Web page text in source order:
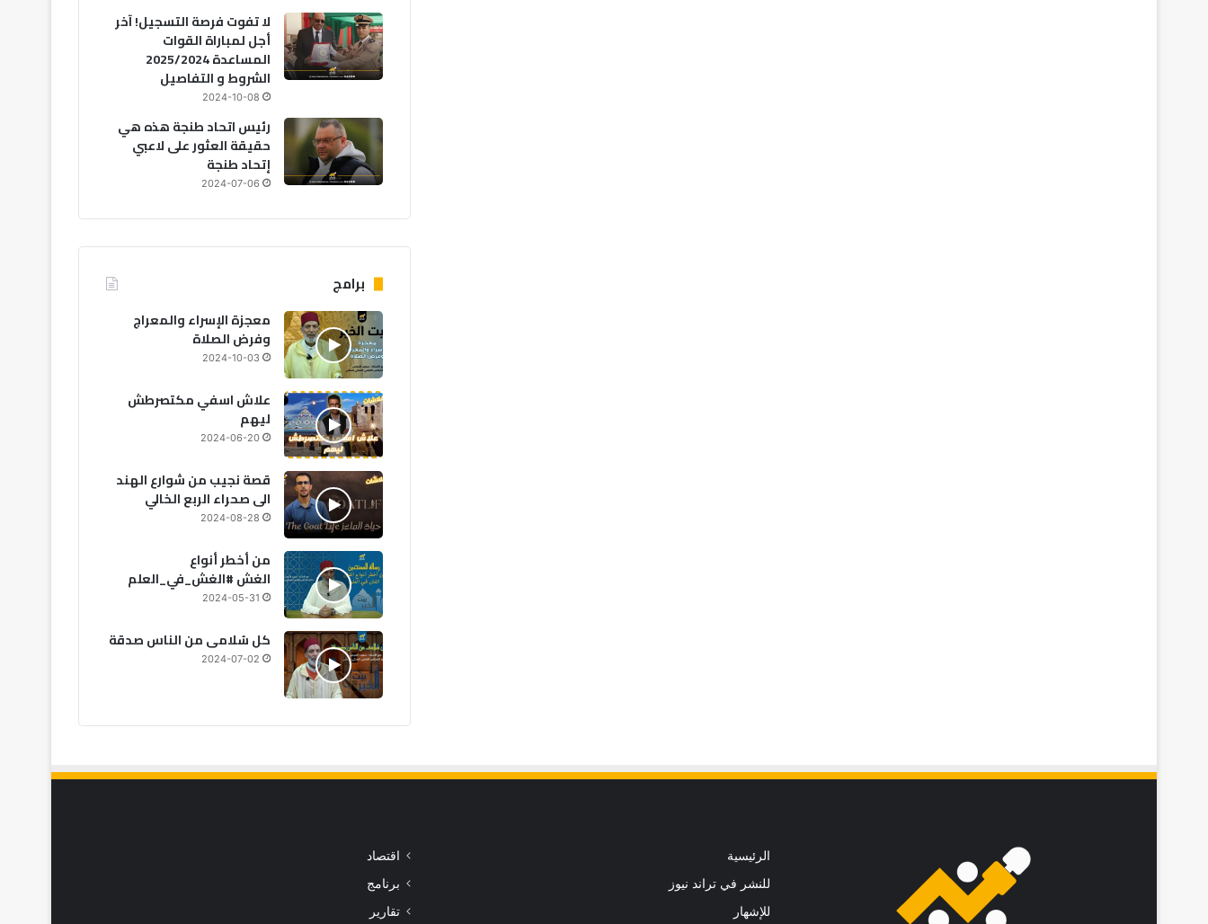
لا تفوت فرصة التسجيل! آخر
أجل لمباراة القوات
المساعدة 2025/2024
الشروط و التفاصيل
2024-10-08
رئيس اتحاد طنجة هذه هي
حقيقة العثور على لاعبي
إتحاد طنجة
2024-07-06
برامج
معجزة الإسراء والمعراج
وفرض الصلاة
2024-10-03
علاش اسفي مكتصرطش
ليهم
2024-06-20
قصة نجيب من شوارع الهند
الى صحراء الربع الخالي
2024-08-28
من أخطر أنواع
الغش #الغش_في_العلم
2024-05-31
كل سُلامى من الناس صدقة
2024-07-02
الرئيسية
للنشر في تراند نيوز
للإشهار
اقتصاد
برنامج
تقارير